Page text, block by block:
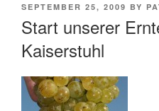
POSTED
ON
SEPTEMBER 25, 2009 BY
Start unserer
Kaiserstuhl